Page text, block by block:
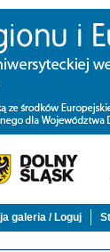
galeria / Loguj